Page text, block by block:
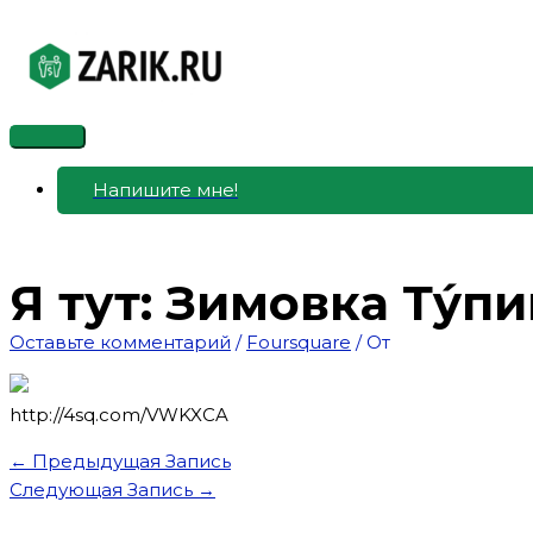
содержимому
Главное
меню
Напишите мне!
Я тут: Зимовка
Оставьте комментарий / Foursquare / От
http://4sq.com/VWKXCA
← Предыдущая Запись
Следующая Запись →